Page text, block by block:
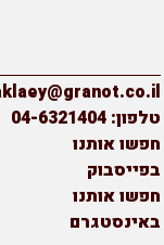
haklaey@granot.co.il
טלפון: 04-6321404
חפשו אותנו
בפייסבוק
חפשו אותנו
באינסטגרם